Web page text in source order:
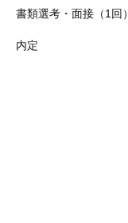
書類選考・面接（1回）
内定